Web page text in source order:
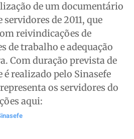
de um documentário
de 2011, que
reivindicações de
de trabalho e adequação
Com duração prevista de
realizado pelo Sinasefe
os servidores do
aqui: